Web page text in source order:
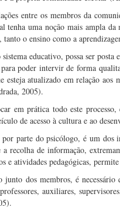
entre os membros da
tenha uma noção mais ampla
o ensino como a
educativo, possa ser
para poder intervir de forma
atualizado em relação aos
2005).
em prática todo este
de acesso à cultura e ao
parte do psicólogo, é um dos
recolha de informação,
e atividades pedagógicas,
dos membros, é
auxiliares,